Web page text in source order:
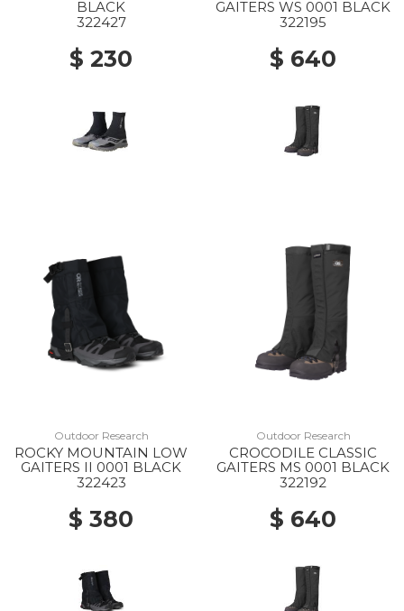
BLACK
322427
$ 230
GAITERS WS 0001 BLACK
322195
$ 640
Outdoor Research
ROCKY MOUNTAIN LOW
GAITERS II 0001 BLACK
322423
$ 380
Outdoor Research
CROCODILE CLASSIC
GAITERS MS 0001 BLACK
322192
$ 640